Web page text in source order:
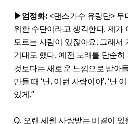
▶엄정화:<댄스가수 유랑단>
위한 수단이라고 생각한다. 제가
모르는 사람이 있잖아요. 그래서
기대도 했다. 예전 노래를 단순
것보다는 새로운 느낌으로 받아
만들 때 ‘난, 이런 사람이야’, ‘난
있게.”
Q. 오랜 세월 사랑받는 비결이 있